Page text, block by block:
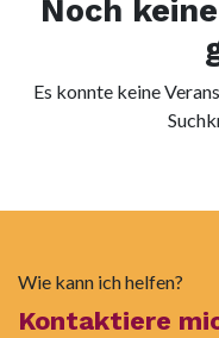
Noch
Es konnte keine
Wie kann ich helfen?
Kontaktiere